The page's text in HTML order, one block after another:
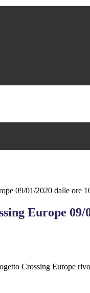
09/01/2020 dalle ore
Europe 09/
Crossing Europe